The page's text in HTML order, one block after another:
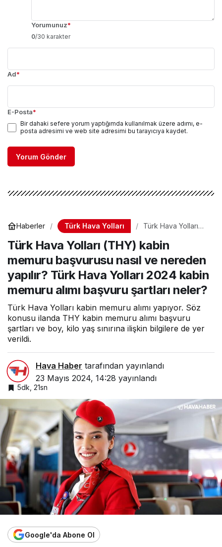
Yorumunuz*
0/30 karakter
Ad*
E-Posta*
Bir dahaki sefere yorum yaptığımda kullanılmak üzere adımı, e-
posta adresimi ve web site adresimi bu tarayıcıya kaydet.
Yorum Gönder
Haberler Türk Hava Yolları
Türk Hava Yolları
memuru başvurusu
nasıl ve nereden
yapılır? Türk Hava
memuru alımı
başvuru şartları
neler?
Türk Hava Yolları (THY) kabin
memuru başvurusu nasıl ve nereden
yapılır? Türk Hava Yolları 2024 kabin
memuru alımı başvuru şartları neler?
Türk Hava Yolları kabin memuru alımı yapıyor. Söz
konusu ilanda THY kabin memuru alımı başvuru
şartları ve boy, kilo yaş sınırına ilişkin bilgilere de yer
verildi.
Hava Haber tarafından yayınlandı
23 Mayıs 2024, 14:28 yayınlandı
5dk, 21sn
Google'da Abone Ol